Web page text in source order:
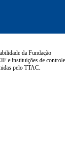
da Fundação
e instituições de controle
pelo TTAC.